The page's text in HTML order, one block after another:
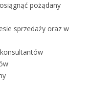
pożądany
sprzedaży oraz w